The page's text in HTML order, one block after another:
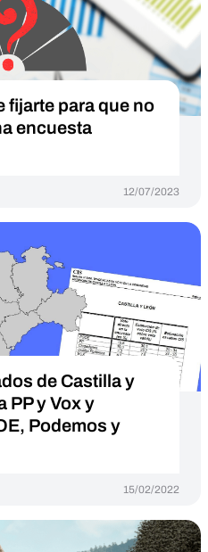
fijarte para que no
encuesta
12/07/2023
de Castilla y
PP y Vox y
Podemos y
15/02/2022